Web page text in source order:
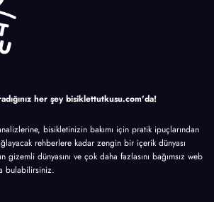
her şey bisiklettutkusu.com'da!
bisikletinizin bakımı için pratik ipuçlarından
rehberlere kadar zengin bir içerik dünyası
gizemli dünyasını ve çok daha fazlasını bağımsız web
bulabilirsiniz.